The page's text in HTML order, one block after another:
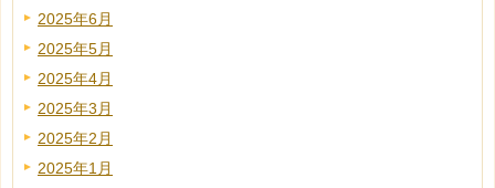
2025年6月
2025年5月
2025年4月
2025年3月
2025年2月
2025年1月